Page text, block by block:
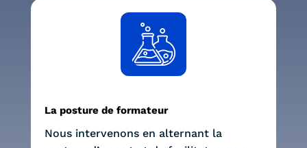
La posture de formateur
Nous intervenons en alternant la